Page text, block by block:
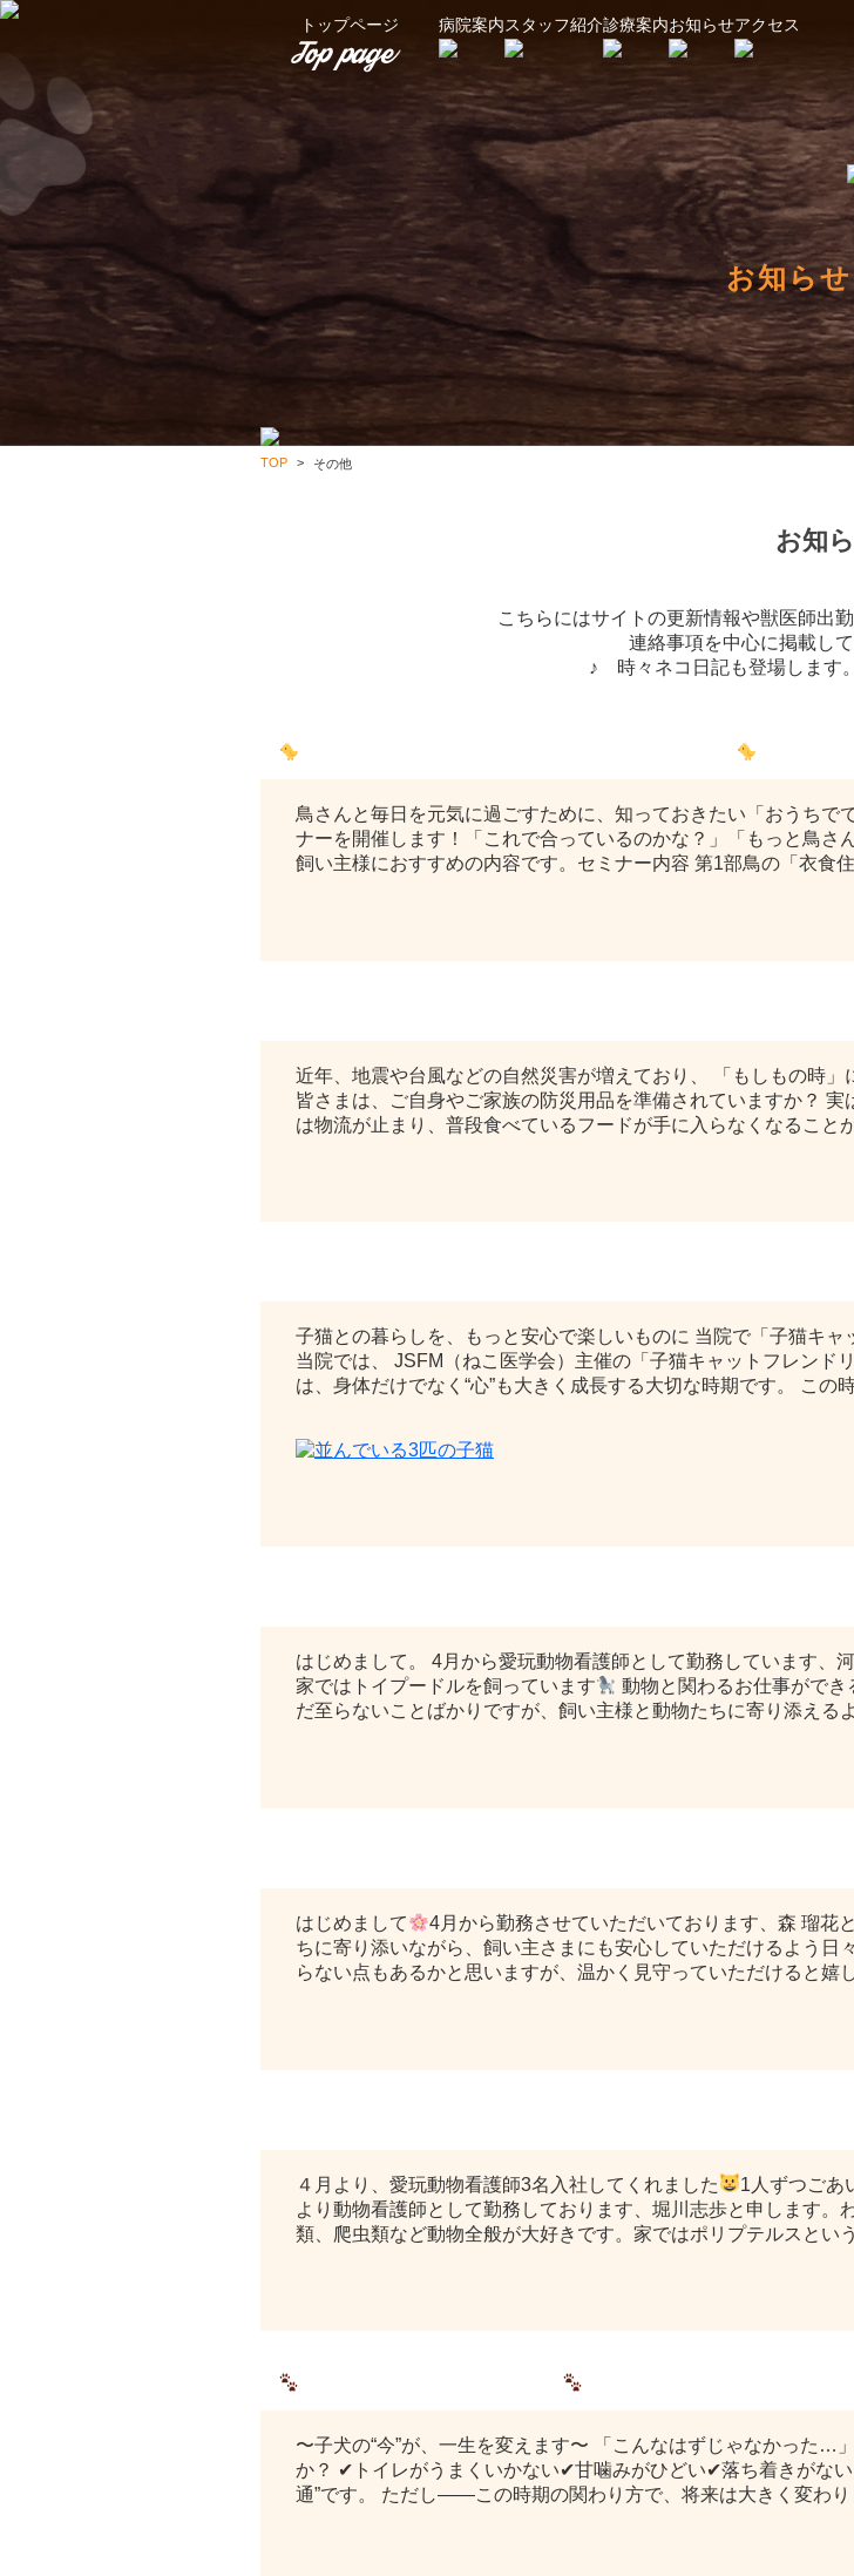
トップページ 病院案内スタッフ紹介診療案内お知らせアクセス
お知らせ
TOP その他
お知
こちらにはサイトの更新情報や獣医師出
連絡事項を中心に掲載して
♪ 時々ネコ日記も登場しま
鳥さんと毎日を元気に過ごすために、知っておきたい「おうちで
ナーを開催します！「これで合っているのかな？」「もっと鳥さ
飼い主様におすすめの内容です。セミナー内容 第1部鳥の「衣食
近年、地震や台風などの自然災害が増えており、 「もしもの時」
皆さまは、ご自身やご家族の防災用品を準備されていますか？
は物流が止まり、普段食べているフードが手に入らなくなること
子猫との暮らしを、もっと安心で楽しいものに 当院で「子猫キャ
当院では、 JSFM（ねこ医学会）主催の「子猫キャットフレンド
は、身体だけでなく“心”も大きく成長する大切な時期です。 この
はじめまして。 4月から愛玩動物看護師として勤務しています、
家ではトイプードルを飼っています
動物と関わるお仕事がで
だ至らないことばかりですが、飼い主様と動物たちに寄り添える
はじめまして
4月から勤務させていただいております、森 瑠花
ちに寄り添いながら、飼い主さまにも安心していただけるよう日
らない点もあるかと思いますが、温かく見守っていただけると嬉
４月より、愛玩動物看護師3名入社してくれました
1人ずつごあ
より動物看護師として勤務しております、堀川志歩と申します。
類、爬虫類など動物全般が大好きです。家ではポリプテルスとい
〜子犬の“今”が、一生を変えます〜 「こんなはずじゃなかった…
か？ ✔トイレがうまくいかない✔甘噛みがひどい✔落ち着きがな
通”です。 ただし——この時期の関わり方で、将来は大きく変わり